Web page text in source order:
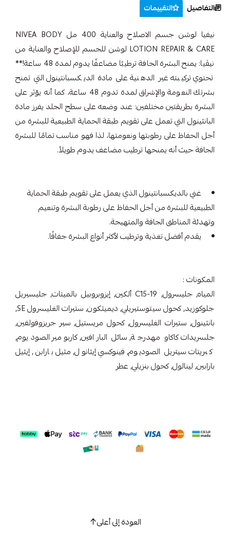
التفاصيل التقييمات
نيفيا لوشن جسم الاصلاح والعناية 400 مل NIVEA BODY
LOTION REPAIR & CARE لوشن للجسم للإصلاح والعناية من
نيڤيا: يمنح البشرة الجافة ترطيبًا مضاعفًا يدوم لمدة 48 ساعة!**
تحتوي تركيبته غير الدهنية على مادة الديكسبانتينول التي تمنح
بشرتك النعومة والإشراق لمدة تدوم 48 ساعة، كما أنه يؤثر على
البشرة بطريقتين مختلفين: عند وضعه على سطح الجلد يفرز مادة
البانثينول التي تعمل على تقويم طبقة الحماية الطبيعية للبشرة من
أجل الحفاظ على رطوبتها ونعومتها، لذا فهو مناسب تمامًا للبشرة
الجافة حيث أنه يمنحها ترطيب مضاعف يدوم طويلاً.
غني بالديكسبانتينول الذي يعمل على تقويم طبقة الحماية
الطبيعية للبشرة من أجل الحفاظ على رطوبة البشرة وتنعيم
وتهدئة المناطق الجافة والمتهيجة.
يقدم أفضل تغذية وترطيب لأكثر أنواع البشرة جفافًا.
المكونات :
المياه, جليسرول, C15-19 ألكين, إيزوبروبيل بالميتات, جليسيريل
جلوكوزيد, كحول سيتوستيريلي, ديميثكون, ستيرات الغليسرول SE,
بانثينول, ستيرات الغليسرول, كحول مريستيل, سير جريزوفولفين,
جلسريدات كاكاو مهدرجة, سائل البارافين, كاربومير الصوديوم,
كبريتات سيتريل الصوديوم, فينوكسي إيثانول, مثيل بارابن, إيثيل
بارابين, لينالول, كحول بنزيلي, عطر
العودة إلى أعلى